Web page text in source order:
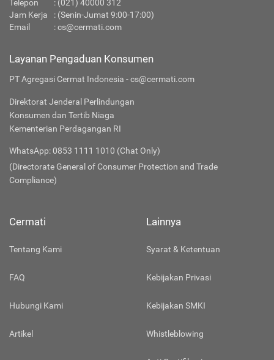
Telepon : (021) 40000 312
Jam Kerja
: (Senin-Jumat 9:00-17:00)
Email
:cs@cermati.com
Layanan Pengaduan Konsumen
PT Agregasi Cermat Indonesia - cs@cermati.com
Direktorat Jenderal Perlindungan
Konsumen dan Tertib Niaga
Kementerian Perdagangan RI
WhatsApp: 0853 1111 1010 (Chat Only)
(Directorate General of Consumer Protection and Trade
Compliance)
Cermati
Tentang Kami
FAQ
Hubungi Kami
Artikel
Lainnya
Syarat & Ketentuan
Kebijakan Privasi
Kebijakan SMKI
Whistleblowing